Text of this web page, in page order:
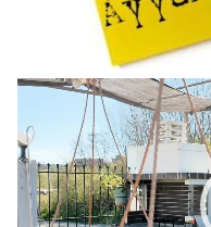
Πρόγραμμα
Αναπαραγωγής
Βίντεο